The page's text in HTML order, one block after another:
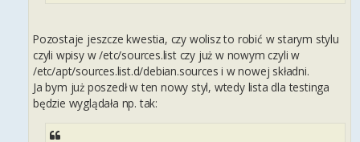
Pozostaje jeszcze kwestia, czy wolisz to robić w starym stylu
czyli wpisy w /etc/sources.list czy już w nowym czyli w
/etc/apt/sources.list.d/debian.sources i w nowej składni.
Ja bym już poszedł w ten nowy styl, wtedy lista dla testinga
będzie wyglądała np. tak: